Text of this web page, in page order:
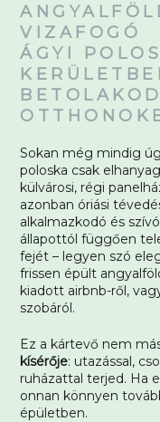
VIZAFOGÓ
ÁGYI
Sokan még mindig
poloska csak
külvárosi, régi
azonban óriási
alkalmazkodó és
állapottól függően
fejét – legyen szó
frissen épült
kiadott airbnb-ről,
szobáról.
Ez a kártevő nem
kísérője: utazással,
ruházattal terjed. Ha
onnan könnyen
épületben.